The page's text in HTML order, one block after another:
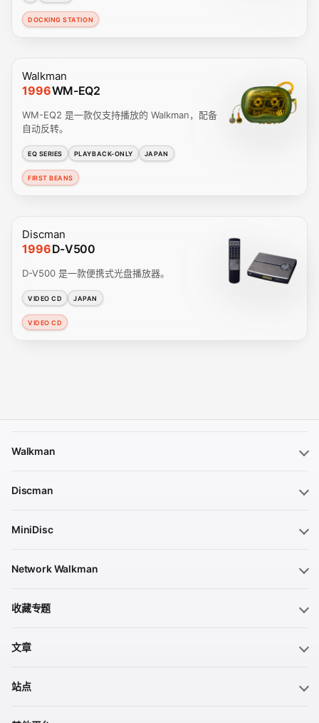
DOCKING STATION
Walkman
1996WM-EQ2
WM-EQ2 是一款仅支持播放的 Walkman，配备
自动反转。
EQ SERIES PLAYBACK-ONLY JAPAN
FIRST BEANS
Discman
1996D-V500
D-V500 是一款便携式光盘播放器。
VIDEO CD JAPAN
VIDEO CD
Walkman
Discman
MiniDisc
Network Walkman
收藏专题
文章
站点